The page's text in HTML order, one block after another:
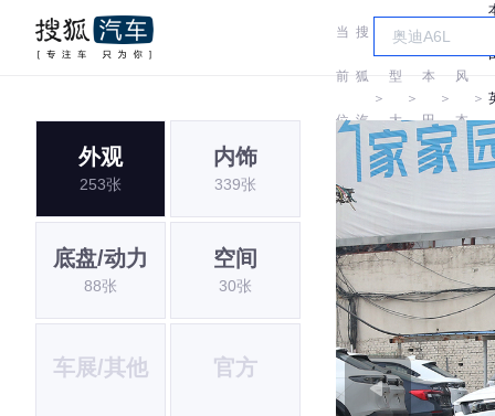
当
前
位
搜
狐
汽
车
＞
车
型
大
全
＞
本
田
＞
风
本
田
＞
外观
253张
内饰
339张
底盘/动力
88张
空间
30张
车展/其他 官方